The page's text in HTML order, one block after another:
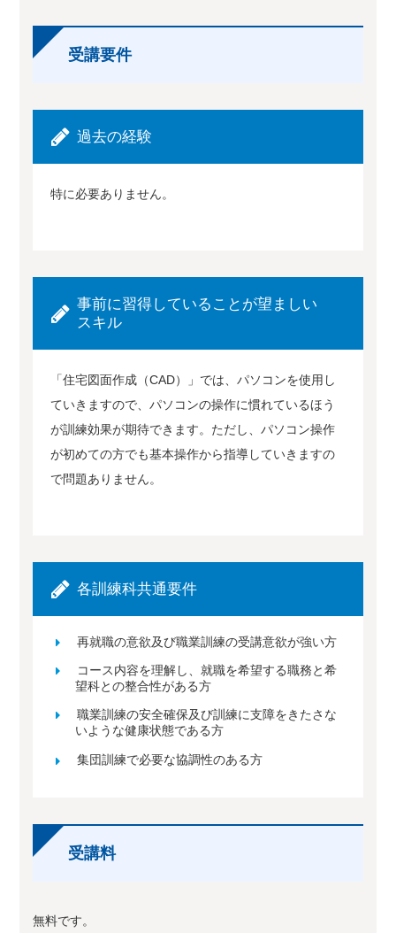
受講要件
過去の経験
特に必要ありません。
事前に習得していることが望ましい
スキル
「住宅図面作成（CAD）」では、パソコンを使用し
ていきますので、パソコンの操作に慣れているほう
が訓練効果が期待できます。ただし、パソコン操作
が初めての方でも基本操作から指導していきますの
で問題ありません。
各訓練科共通要件
再就職の意欲及び職業訓練の受講意欲が強い方
コース内容を理解し、就職を希望する職務と希
望科との整合性がある方
職業訓練の安全確保及び訓練に支障をきたさな
いような健康状態である方
集団訓練で必要な協調性のある方
受講料
無料です。